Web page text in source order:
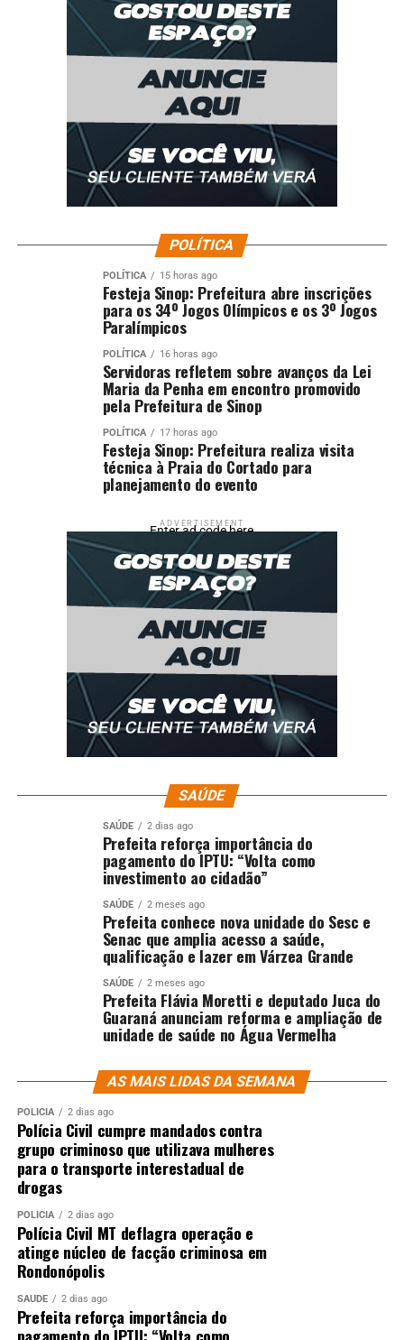
POLÍTICA
POLÍTICA 15 horas ago
Festeja Sinop: Prefeitura abre inscrições
para os 34º Jogos Olímpicos e os 3º Jogos
Paralímpicos
POLÍTICA 16 horas ago
Servidoras refletem sobre avanços da Lei
Maria da Penha em encontro promovido
pela Prefeitura de Sinop
POLÍTICA 17 horas ago
Festeja Sinop: Prefeitura realiza visita
técnica à Praia do Cortado para
planejamento do evento
ADVERTISEMENT
Enter ad code here
SAÚDE
SAÚDE 2 dias ago
Prefeita reforça importância do
pagamento do IPTU: “Volta como
investimento ao cidadão”
SAÚDE 2 meses ago
Prefeita conhece nova unidade do Sesc e
Senac que amplia acesso a saúde,
qualificação e lazer em Várzea Grande
SAÚDE 2 meses ago
Prefeita Flávia Moretti e deputado Juca do
Guaraná anunciam reforma e ampliação de
unidade de saúde no Água Vermelha
AS MAIS LIDAS DA SEMANA
POLÍCIA 2 dias ago
Polícia Civil cumpre mandados contra
grupo criminoso que utilizava mulheres
para o transporte interestadual de
drogas
POLÍCIA 2 dias ago
Polícia Civil MT deflagra operação e
atinge núcleo de facção criminosa em
Rondonópolis
SAÚDE 2 dias ago
Prefeita reforça importância do